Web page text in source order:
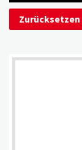
Teuerste
Zurücksetzen